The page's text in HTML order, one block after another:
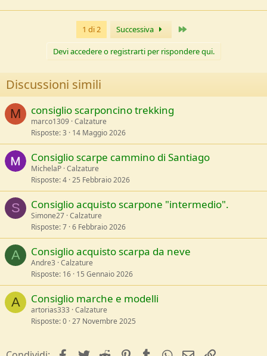
1 di 2 Successiva
Devi accedere o registrarti per rispondere qui.
Discussioni simili
M consiglio scarponcino trekking
marco1309 Calzature
Risposte 3 14 Maggio 2026
Consiglio scarpe cammino di Santiago
MichelaP Calzature
Risposte 4 25 Febbraio 2026
S Consiglio acquisto scarpone "intermedio".
Simone27 Calzature
Risposte 7 6 Febbraio 2026
A Consiglio acquisto scarpa da neve
Andre3 Calzature
Risposte 16 15 Gennaio 2026
A Consiglio marche e modelli
artorias333 Calzature
Risposte 0 27 Novembre 2025